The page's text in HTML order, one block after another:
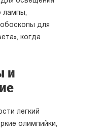
лампы,
для
когда
и
легкий
олимпийки,